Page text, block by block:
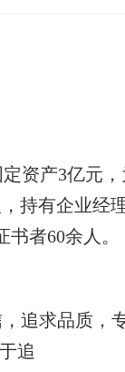
资产3亿元
持有企业经
书者60余 人。
追求品质，
追